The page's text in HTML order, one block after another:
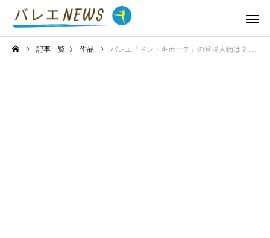
記事一覧 作品 バレエ「ドン・キホーテ」の登場人物は？主なキャラクターと関係性を紹介